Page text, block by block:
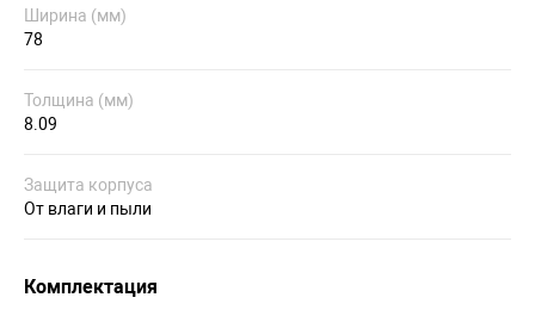
Ширина (мм)
78
Толщина (мм)
8.09
Защита корпуса
От влаги и пыли
Комплектация